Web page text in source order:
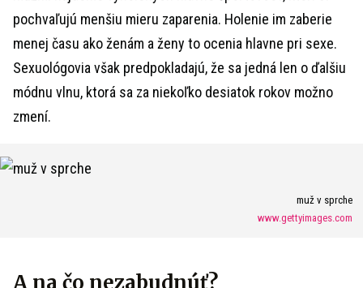
pochvaľujú menšiu mieru zaparenia. Holenie im zaberie
menej času ako ženám a ženy to ocenia hlavne pri sexe.
Sexuológovia však predpokladajú, že sa jedná len o ďalšiu
módnu vlnu, ktorá sa za niekoľko desiatok rokov možno
zmení.
muž v sprche
www.gettyimages.com
A na čo nezabudnúť?